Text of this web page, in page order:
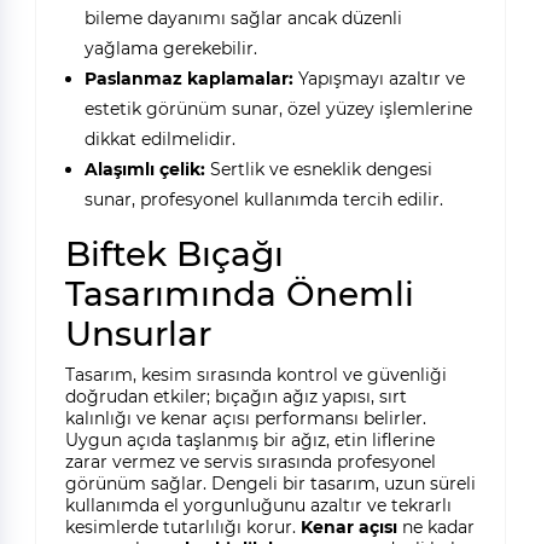
bileme dayanımı sağlar ancak düzenli
yağlama gerekebilir.
Paslanmaz kaplamalar:Yapışmayı azaltır ve
estetik görünüm sunar, özel yüzey işlemlerine
dikkat edilmelidir.
Alaşımlı çelik:Sertlik ve esneklik dengesi
sunar, profesyonel kullanımda tercih edilir.
Biftek Bıçağı
Tasarımında Önemli
Unsurlar
Tasarım, kesim sırasında kontrol ve güvenliği
doğrudan etkiler; bıçağın ağız yapısı, sırt
kalınlığı ve kenar açısı performansı belirler.
Uygun açıda taşlanmış bir ağız, etin liflerine
zarar vermez ve servis sırasında profesyonel
görünüm sağlar. Dengeli bir tasarım, uzun süreli
kullanımda el yorgunluğunu azaltır ve tekrarlı
kesimlerde tutarlılığı korur. Kenar açısıne kadar